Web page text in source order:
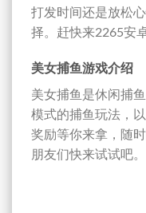
打发时间还是放松
择。赶快来2265安
美女捕鱼游戏介绍
美女捕鱼是休闲捕
模式的捕鱼玩法，
奖励等你来拿，随
朋友们快来试试吧。